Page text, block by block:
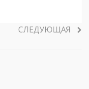
СЛЕДУЮЩАЯ